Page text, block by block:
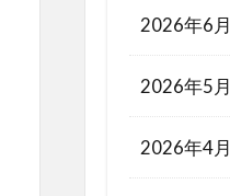
2026年6月
2026年5月
2026年4月